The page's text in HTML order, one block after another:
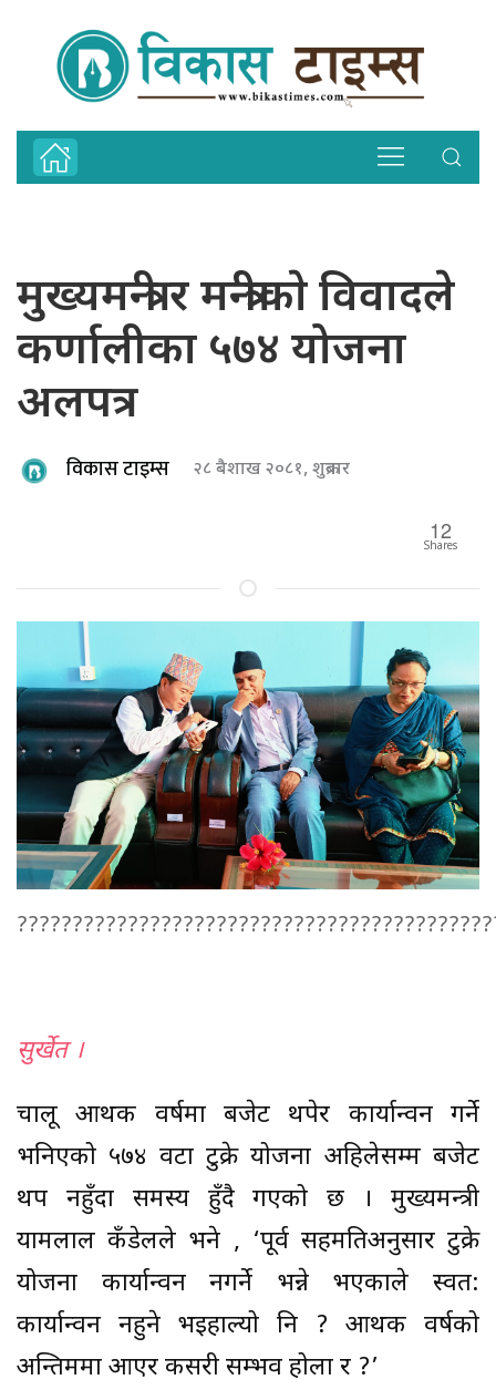
मुख्यमन्त्री र मन्त्रीकाे विवादले
कर्णालीका ५७४ योजना
अलपत्र
विकास टाइम्स २८ बैशाख २०८१, शुक्रबार
12
Shares
सुर्खेत ।
चालू आर्थिक वर्षमा बजेट थपेर कार्यान्वन गर्ने
भनिएको ५७४ वटा टुक्रे योजना अहिलेसम्म बजेट
थप नहुँदा समस्य हुँदै गएको छ । मुख्यमन्त्री
यामलाल कँडेलले भने , ‘पूर्व सहमतिअनुसार टुक्रे
योजना कार्यान्वन नगर्ने भन्ने भएकाले स्वत:
कार्यान्वन नहुने भइहाल्यो नि ? आर्थिक वर्षको
अन्तिममा आएर कसरी सम्भव होला र ?’